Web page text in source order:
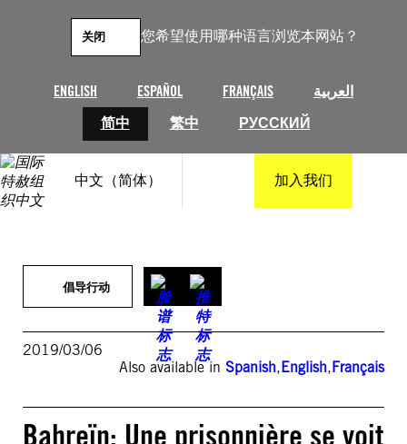
您希望使用哪种语言浏览本网站？
ENGLISH ESPAÑOL FRANÇAIS
العربية
简中
繁中 РУССКИЙ
关闭
中文（简体） 加入我们
倡导行动
2019/03/06
Also available in Spanish,English,Français
Bahreïn: Une prisonnière se voit